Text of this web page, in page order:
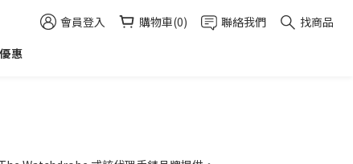
會員登入 購物車(0) 聯絡我們
找商品
惠